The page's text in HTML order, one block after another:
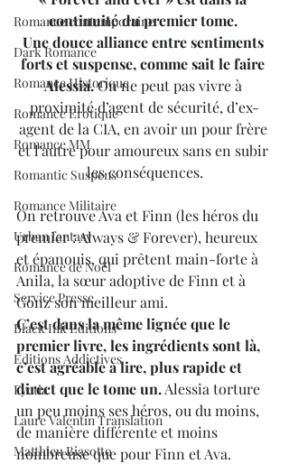
Romance contemporaine
Dark Romance
Romance Historique
Romance Erotique
Romance MM
Romantic Suspens
Romance Militaire
Urban fantasy
Romance de Noël
Service Presse
Black Ink Editions
Editions Addictives
Fyctia
Laure Valentin Translation
Matthieu Biasotto
continuité du premier tome.
Une douce alliance entre sentiments
forts et suspense, comme sait le faire
Alessia. On ne peut pas vivre à
proximité d’agent de sécurité, d’ex-
agent de la CIA, en avoir un pour frère
et l’autre pour amoureux sans en subir
les conséquences.
On retrouve Ava et Finn (les héros du
premier : Always & Forever), heureux
et épanouis, qui prêtent main-forte à
Anila, la sœur adoptive de Finn et à
Gonz son meilleur ami.
C’est dans la même lignée que le
premier livre, les ingrédients sont là,
c’est agréable à lire, plus rapide et
direct que le tome un. Alessia torture
un peu moins ses héros, ou du moins,
de manière différente et moins
nombreuse que pour Finn et Ava.